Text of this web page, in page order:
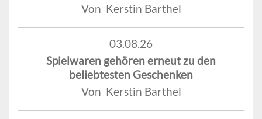
Von Kerstin Barthel
03.08.26
Spielwaren gehören erneut zu den
beliebtesten Geschenken
Von Kerstin Barthel